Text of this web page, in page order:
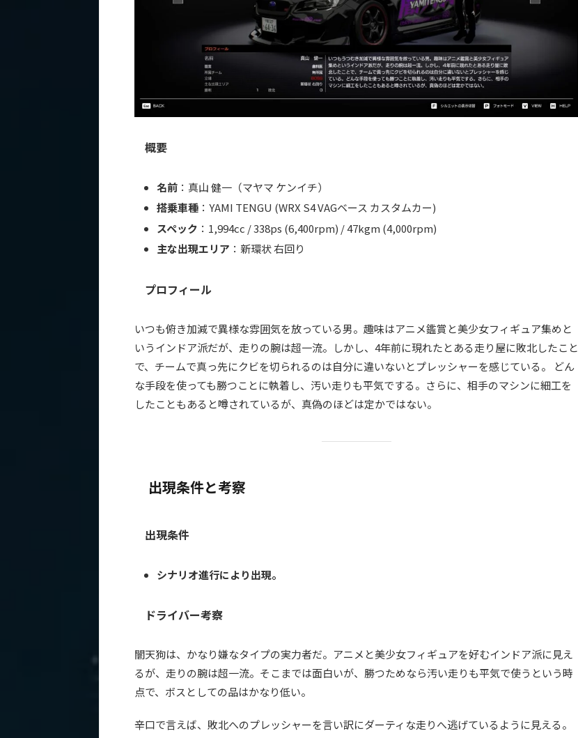
概要
名前 ：真山 健一（マヤマ ケンイチ）
搭乗車種 ：YAMI TENGU (WRX S4 VAGベース カスタムカー)
スペック ：1,994cc / 338ps (6,400rpm) / 47kgm (4,000rpm)
主な出現エリア ：新環状 右回り
プロフィール
いつも俯き加減で異様な雰囲気を放っている男。趣味はアニメ鑑賞と美少女フィギュア集めと
いうインドア派だが、走りの腕は超一流。しかし、4年前に現れたとある走り屋に敗北したこと
で、チームで真っ先にクビを切られるのは自分に違いないとプレッシャーを感じている。 どん
な手段を使っても勝つことに執着し、汚い走りも平気でする。さらに、相手のマシンに細工を
したこともあると噂されているが、真偽のほどは定かではない。
出現条件と考察
出現条件
シナリオ進行により出現。
ドライバー考察
闇天狗は、かなり嫌なタイプの実力者だ。アニメと美少女フィギュアを好むインドア派に見え
るが、走りの腕は超一流。そこまでは面白いが、勝つためなら汚い走りも平気で使うという時
点で、ボスとしての品はかなり低い。
辛口で言えば、敗北へのプレッシャーを言い訳にダーティな走りへ逃げているように見える。